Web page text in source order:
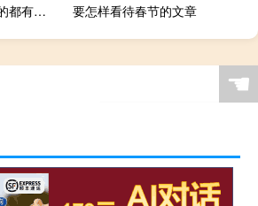
贵金属交易平台正规的都有哪些
要怎样看待春节的文章
☚